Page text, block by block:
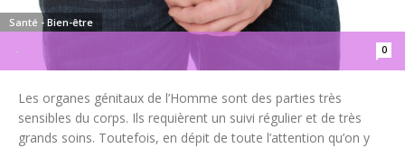
- 0
Santé - Bien-être
Les organes génitaux de l’Homme sont des parties très
sensibles du corps. Ils requièrent un suivi régulier et de très
grands soins. Toutefois, en dépit de toute l’attention qu’on y